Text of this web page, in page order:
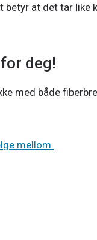
betyr at det tar
deg!
med både
mellom.